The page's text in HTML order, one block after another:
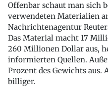
Offenbar schaut man sich
verwendeten Materialien
Nachrichtenagentur
Das Material macht 17
260 Millionen Dollar aus,
informierten Quellen.
Prozent des Gewichts
billiger.